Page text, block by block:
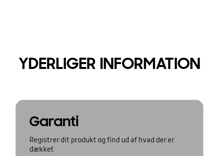
YDERLIGER INFORMATION
Garanti
Registrer dit produkt og find ud af hvad der er
dækket